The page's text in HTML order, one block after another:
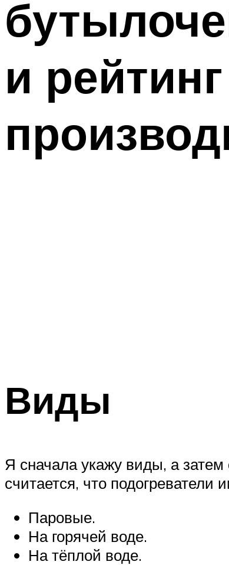
и
Виды
Я сначала укажу виды, а
считается, что подогреватели
Паровые.
На горячей воде.
На тёплой воде.